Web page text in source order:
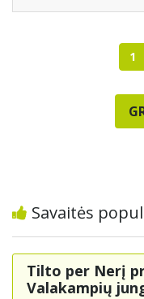
1
Savaitės
Tilto per Nerį
Valakampių